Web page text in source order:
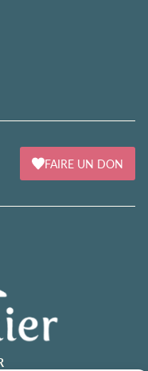
FAIRE UN DON